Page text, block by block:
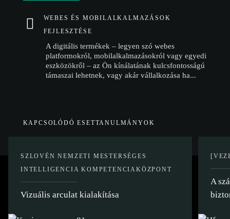
WEBES ÉS MOBILALKALMAZÁSOK
FEJLESZTÉSE
A digitális termékek – legyen szó webes
platformokról, mobilalkalmazásokról vagy egyedi
eszközökről – az Ön kínálatának kulcsfontosságú
támaszai lehetnek, vagy akár vállalkozása ha...
KAPCSOLÓDÓ ESETTANULMÁNYOK
SZLOVÉN NEMZETI MESTERSÉGES
INTELLIGENCIA KOMPETENCIAKÖZPONT
Vizuális arculat kialakítása
A